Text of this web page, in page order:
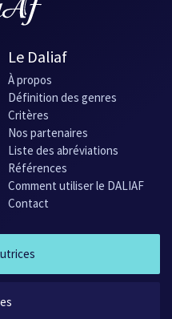
Le Daliaf
À propos
Définition des genres
Critères
Nos partenaires
Liste des abréviations
Références
Comment utiliser le DALIAF
Contact